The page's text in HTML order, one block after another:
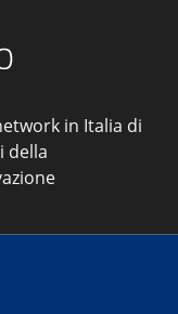
in Italia di
della